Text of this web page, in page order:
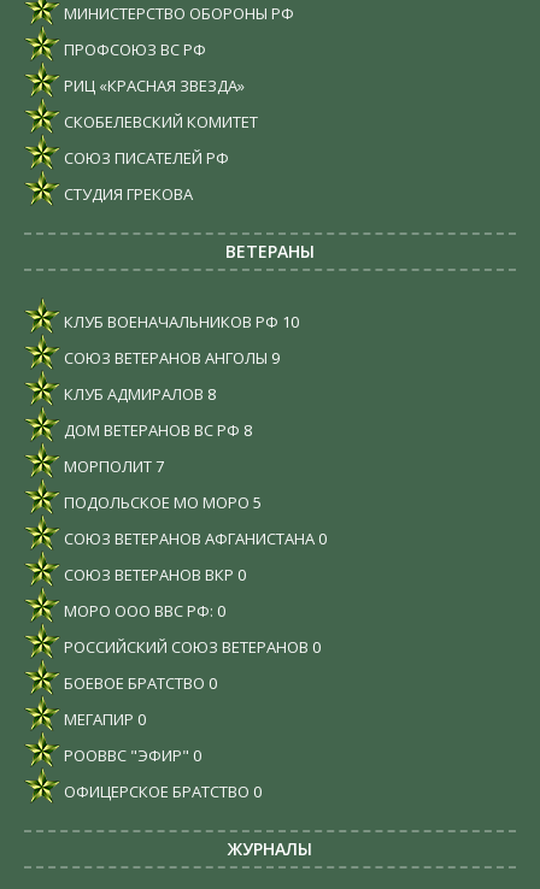
МИНИСТЕРСТВО ОБОРОНЫ РФ
ПРОФСОЮЗ ВС РФ
РИЦ «КРАСНАЯ ЗВЕЗДА»
СКОБЕЛЕВСКИЙ КОМИТЕТ
СОЮЗ ПИСАТЕЛЕЙ РФ
СТУДИЯ ГРЕКОВА
ВЕТЕРАНЫ
КЛУБ ВОЕНАЧАЛЬНИКОВ РФ 10
СОЮЗ ВЕТЕРАНОВ АНГОЛЫ 9
КЛУБ АДМИРАЛОВ 8
ДОМ ВЕТЕРАНОВ ВС РФ 8
МОРПОЛИТ7
ПОДОЛЬСКОЕ МО МОРО 5
СОЮЗ ВЕТЕРАНОВ АФГАНИСТАНА 0
СОЮЗ ВЕТЕРАНОВ ВКР 0
МОРО ООО ВВС РФ: 0
РОССИЙСКИЙ СОЮЗ ВЕТЕРАНОВ 0
БОЕВОЕ БРАТСТВО 0
МЕГАПИР 0
РООВВС "ЭФИР" 0
ОФИЦЕРСКОЕ БРАТСТВО 0
ЖУРНАЛЫ